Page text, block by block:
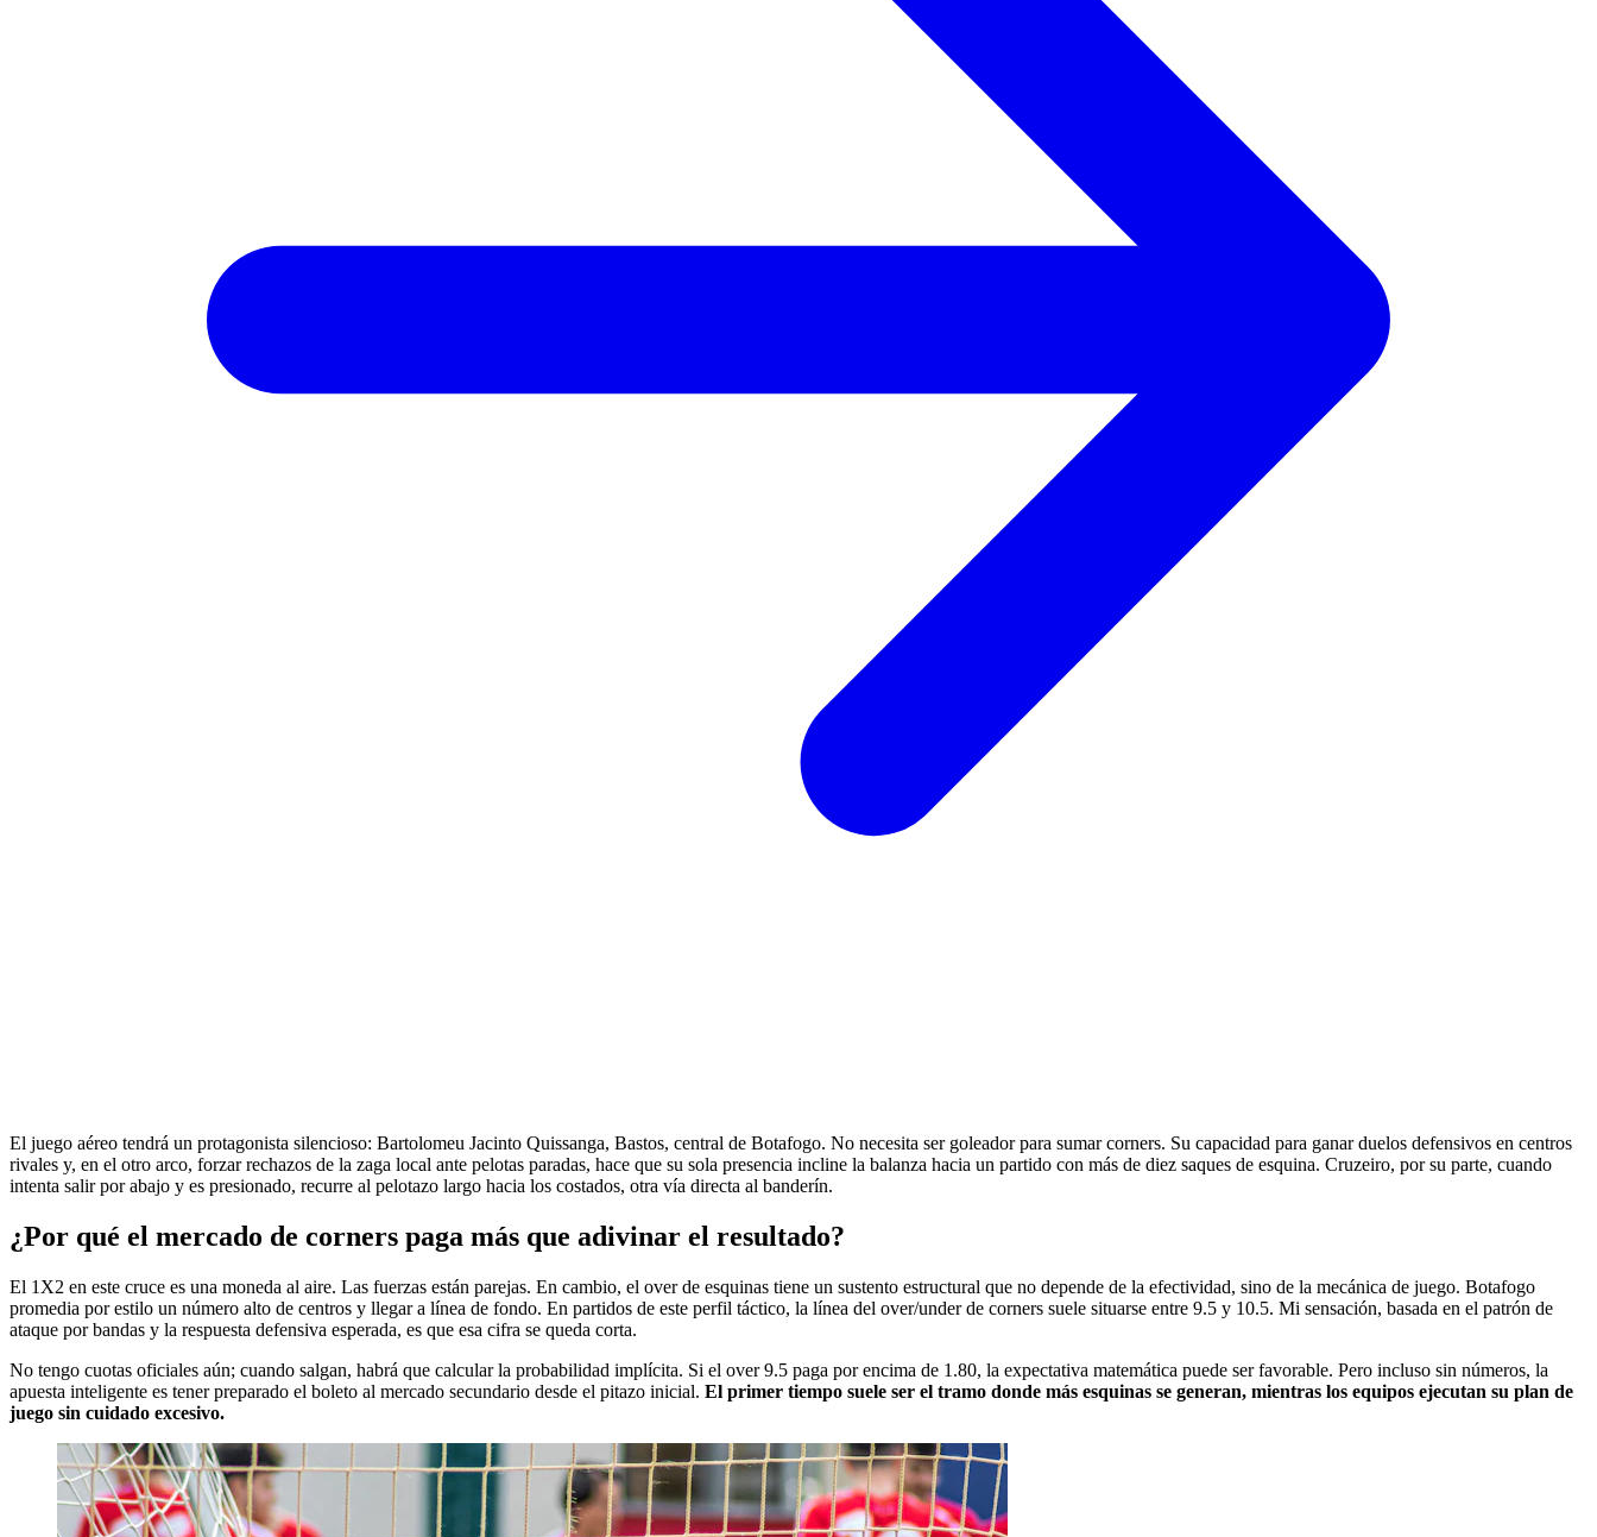
El juego aéreo tendrá un protagonista silencioso: Bartolomeu Jacinto Quissanga, Bastos, central de Botafogo. No necesita ser goleador para sumar corners. Su capacidad para ganar duelos defensivos en centros
rivales y, en el otro arco, forzar rechazos de la zaga local ante pelotas paradas, hace que su sola presencia incline la balanza hacia un partido con más de diez saques de esquina. Cruzeiro, por su parte, cuando
intenta salir por abajo y es presionado, recurre al pelotazo largo hacia los costados, otra vía directa al banderín.
¿Por qué el mercado de corners paga más que adivinar el resultado?
El 1X2 en este cruce es una moneda al aire. Las fuerzas están parejas. En cambio, el over de esquinas tiene un sustento estructural que no depende de la efectividad, sino de la mecánica de juego. Botafogo
promedia por estilo un número alto de centros y llegar a línea de fondo. En partidos de este perfil táctico, la línea del over/under de corners suele situarse entre 9.5 y 10.5. Mi sensación, basada en el patrón de
ataque por bandas y la respuesta defensiva esperada, es que esa cifra se queda corta.
No tengo cuotas oficiales aún; cuando salgan, habrá que calcular la probabilidad implícita. Si el over 9.5 paga por encima de 1.80, la expectativa matemática puede ser favorable. Pero incluso sin números, la
apuesta inteligente es tener preparado el boleto al mercado secundario desde el pitazo inicial. El primer tiempo suele ser el tramo donde más esquinas se generan, mientras los equipos ejecutan su plan de
juego sin cuidado excesivo.